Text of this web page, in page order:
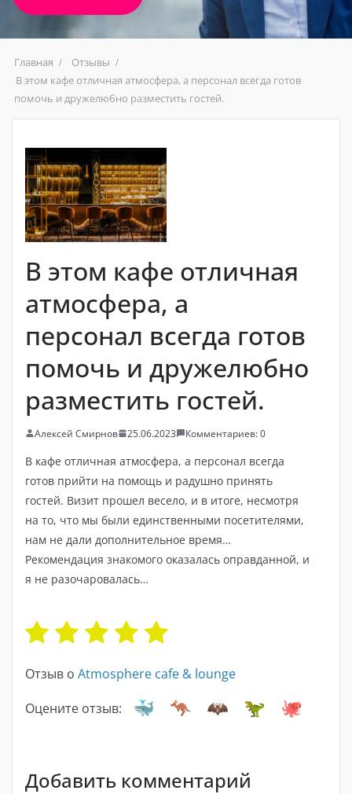
Главная
Отзывы
В этом кафе отличная атмосфера, а персонал всегда готов
помочь и дружелюбно разместить гостей.
В этом кафе отличная
атмосфера, а
персонал всегда готов
помочь и дружелюбно
разместить гостей.
Алексей Смирнов 25.06.2023 Комментариев: 0
В кафе отличная атмосфера, а персонал всегда
готов прийти на помощь и радушно принять
гостей. Визит прошел весело, и в итоге, несмотря
на то, что мы были единственными посетителями,
нам не дали дополнительное время…
Рекомендация знакомого оказалась оправданной, и
я не разочаровалась…
Отзыв о Atmosphere cafe & lounge
Оцените отзыв:
Добавить комментарий